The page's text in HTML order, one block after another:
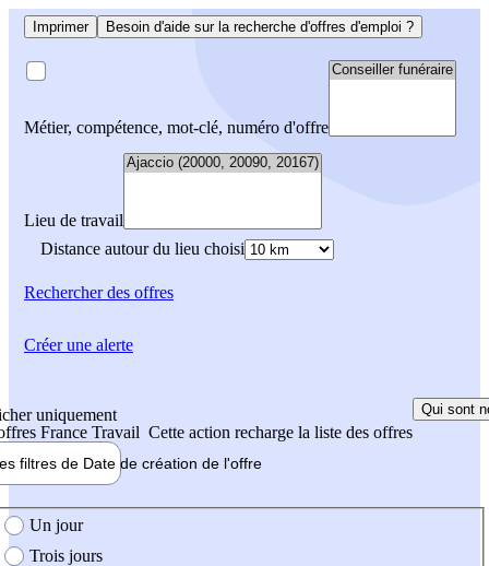
Imprimer Besoin d'aide sur la recherche d'offres d'emploi ?
Métier, compétence, mot-clé, numéro d'offre
Lieu de travail
Distance autour du lieu choisi
Rechercherdes offres
uniquement
France Travail Cette action recharge la liste des offres
Qui sont
filtres de Date de création de l'offre
création de l'offre
Un jour
Trois jours
Créer une alerte